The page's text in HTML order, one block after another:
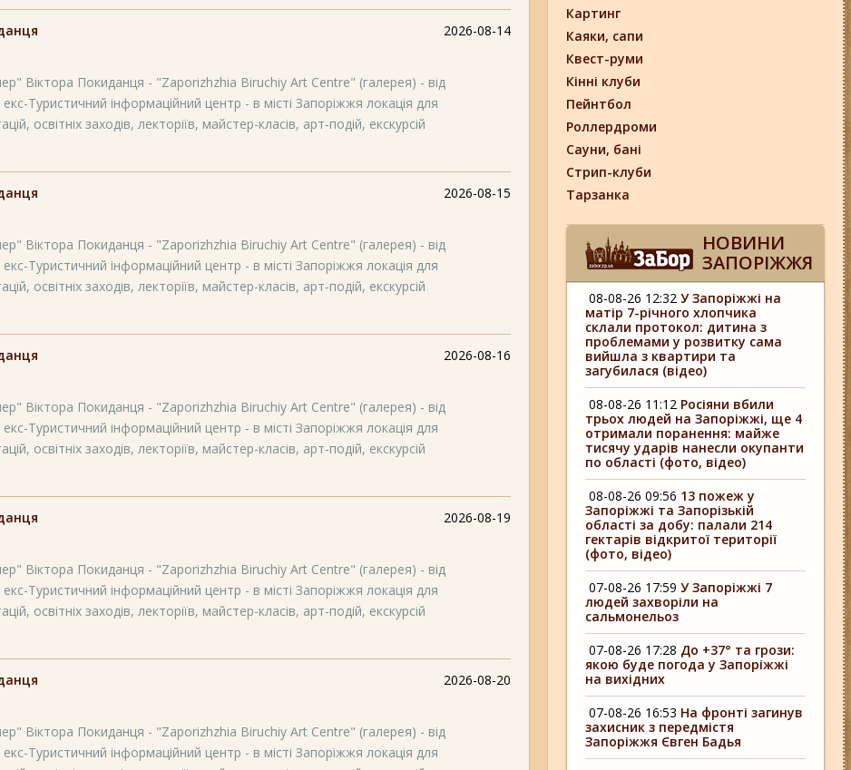
2026-08-14
Віктора Покиданця - "Zaporizhzhia Biruchiy Art Centre" (галерея) - від
Туристичний інформаційний центр - в місті Запоріжжя локація для
освітніх заходів, лекторіїв, майстер-класів, арт-подій, екскурсій
2026-08-15
Віктора Покиданця - "Zaporizhzhia Biruchiy Art Centre" (галерея) - від
Туристичний інформаційний центр - в місті Запоріжжя локація для
освітніх заходів, лекторіїв, майстер-класів, арт-подій, екскурсій
2026-08-16
Віктора Покиданця - "Zaporizhzhia Biruchiy Art Centre" (галерея) - від
Туристичний інформаційний центр - в місті Запоріжжя локація для
освітніх заходів, лекторіїв, майстер-класів, арт-подій, екскурсій
2026-08-19
Віктора Покиданця - "Zaporizhzhia Biruchiy Art Centre" (галерея) - від
Туристичний інформаційний центр - в місті Запоріжжя локація для
освітніх заходів, лекторіїв, майстер-класів, арт-подій, екскурсій
2026-08-20
Віктора Покиданця - "Zaporizhzhia Biruchiy Art Centre" (галерея) - від
Туристичний інформаційний центр - в місті Запоріжжя локація для
Картинг
Каяки, сапи
Квест-руми
Кінні клуби
Пейнтбол
Роллердроми
Сауни, бані
Стрип-клуби
Тарзанка
НОВИНИ
ЗАПОРІЖЖЯ
08-08-26 12:32 У Запоріжжі на
матір 7-річного хлопчика
склали протокол: дитина з
проблемами у розвитку сама
вийшла з квартири та
загубилася (відео)
08-08-26 11:12 Росіяни вбили
трьох людей на Запоріжжі, ще 4
отримали поранення: майже
тисячу ударів нанесли окупанти
по області (фото, відео)
08-08-26 09:56 13 пожеж у
Запоріжжі та Запорізькій
області за добу: палали 214
гектарів відкритої території
(фото, відео)
07-08-26 17:59 У Запоріжжі 7
людей захворіли на
сальмонельоз
07-08-26 17:28 До +37° та грози:
якою буде погода у Запоріжжі
на вихідних
07-08-26 16:53 На фронті загинув
захисник з передмістя
Запоріжжя Євген Бадья